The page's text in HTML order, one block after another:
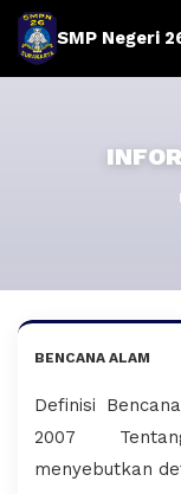
SMP Negeri
BENCANA ALAM
Definisi
2007
menyebutkan